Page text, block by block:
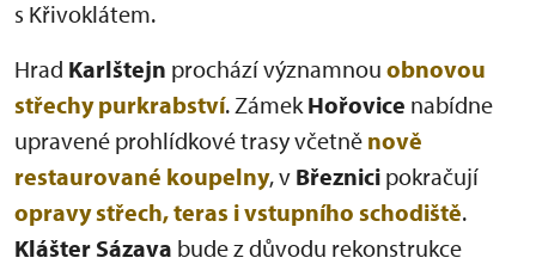
s Křivoklátem.
Hrad Karlštejn prochází významnou obnovou
střechy purkrabství. ZámekHořovice nabídne
upravené prohlídkové trasy včetně nově
restaurované koupelny, v Březnici pokračují
opravy střech, teras i vstupního schodiště.
Klášter Sázava bude z důvodu rekonstrukce